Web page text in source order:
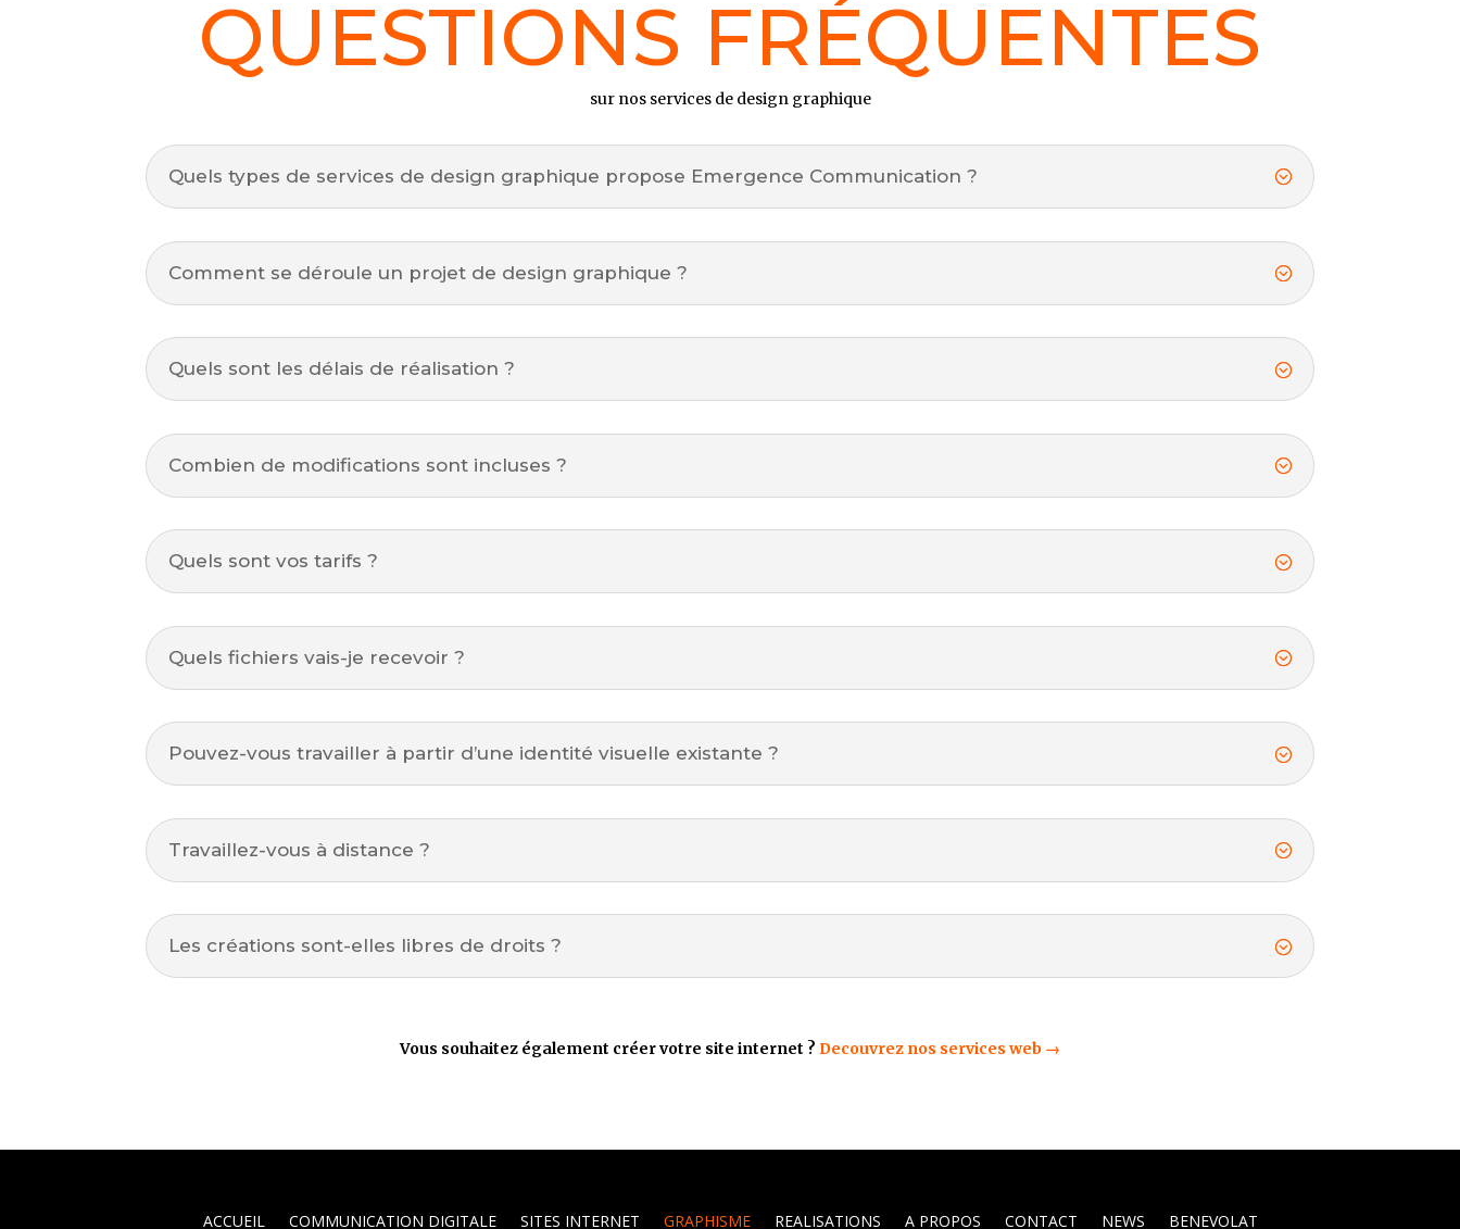
QUESTIONS FRÉQUENTES
sur nos services de design graphique
Quels types de services de design graphique propose Emergence Communication ?
Comment se déroule un projet de design graphique ?
Quels sont les délais de réalisation ?
Combien de modifications sont incluses ?
Quels sont vos tarifs ?
Quels fichiers vais-je recevoir ?
Pouvez-vous travailler à partir d’une identité visuelle existante ?
Travaillez-vous à distance ?
Les créations sont-elles libres de droits ?
Vous souhaitez également créer votre site internet ? Decouvrez nos services web →
ACCUEIL COMMUNICATION DIGITALE SITES INTERNET GRAPHISME REALISATIONS A PROPOS CONTACT NEWS BENEVOLAT